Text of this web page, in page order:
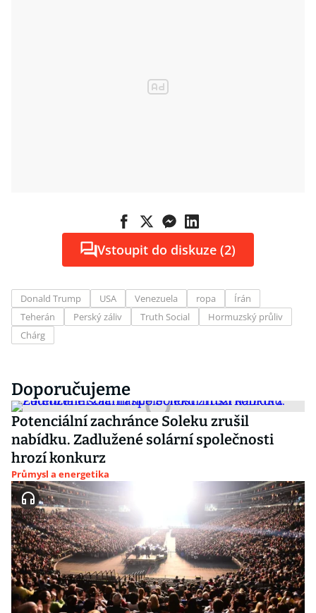
Vstoupit do diskuze (2)
Donald Trump USA Venezuela ropa
Írán
Teherán
Perský záliv Truth Social
Hormuzský průliv
Chárg
Doporučujeme
Potenciální zachránce Soleku zrušil
nabídku. Zadlužené solární společnosti
hrozí konkurz
Průmysl a energetika